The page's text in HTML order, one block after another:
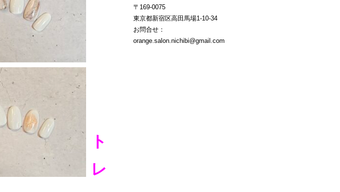
ト
レ
〒169-0075
東京都新宿区高田馬場1-10-34
お問合せ：
orange.salon.nichibi@gmail.com